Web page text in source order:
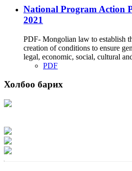
National Program Action
2021
PDF- Mongolian law to establish
creation of conditions to ensure
legal, economic, social, cultural
PDF
Холбоо барих